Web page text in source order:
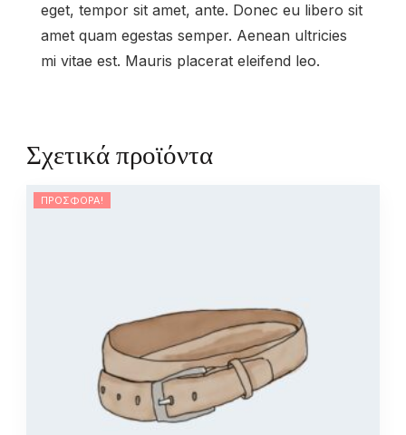
eget, tempor sit amet, ante. Donec eu libero sit
amet quam egestas semper. Aenean ultricies
mi vitae est. Mauris placerat eleifend leo.
Σχετικά προϊόντα
ΠΡΟΣΦΟΡΆ!